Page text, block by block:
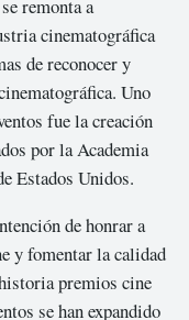
remonta a
cinematográfica
de reconocer y
Uno
fue la creación
por la Academia
Estados Unidos.
de honrar a
y fomentar la calidad
premios cine
se han expandido